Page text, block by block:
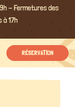
- Fermetures des
à 17h
RÉSERVATION